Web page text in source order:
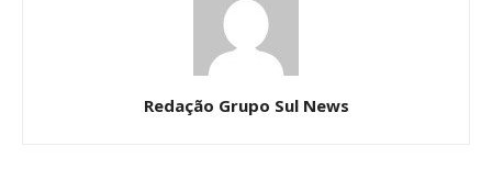
Redação Grupo Sul News